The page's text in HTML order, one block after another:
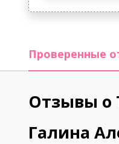
Проверенные
Отзывы о
Галина